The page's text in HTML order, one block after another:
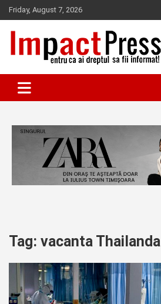
Skip
to
content
Friday, August 7, 2026
IMPACTPRESS
Tag: vacanta Thailanda